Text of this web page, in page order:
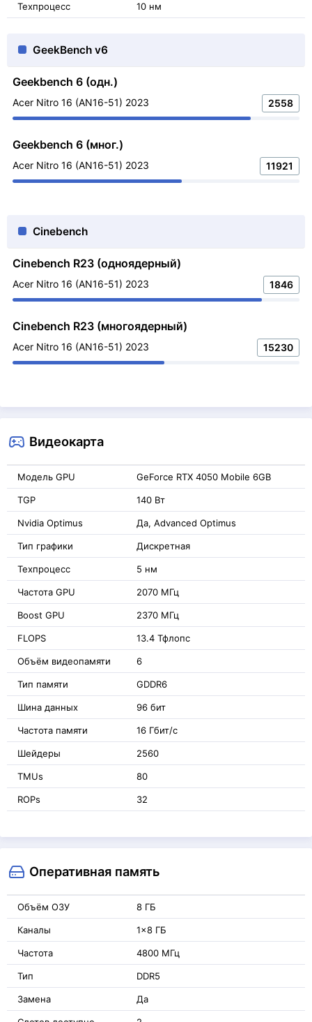
Техпроцесс 10 нм
GeekBench v6
Geekbench 6 (одн.)
Acer Nitro 16 (AN16-51) 2023 2558
Geekbench 6 (мног.)
Acer Nitro 16 (AN16-51) 2023 11921
Cinebench
Cinebench R23 (одноядерный)
Acer Nitro 16 (AN16-51) 2023 1846
Cinebench R23 (многоядерный)
Acer Nitro 16 (AN16-51) 2023 15230
Видеокарта
Модель GPU GeForce RTX 4050 Mobile 6GB
TGP 140 Вт
Nvidia Optimus Да, Advanced Optimus
Тип графики Дискретная
Техпроцесс 5 нм
Частота GPU 2070 МГц
Boost GPU 2370 МГц
FLOPS 13.4 Тфлопс
Объём видеопамяти 6
Тип памяти GDDR6
Шина данных 96 бит
Частота памяти 16 Гбит/с
Шейдеры 2560
TMUs 80
ROPs 32
Оперативная память
Объём ОЗУ 8 ГБ
Каналы 1x8 ГБ
Частота 4800 МГц
Тип DDR5
Замена Да